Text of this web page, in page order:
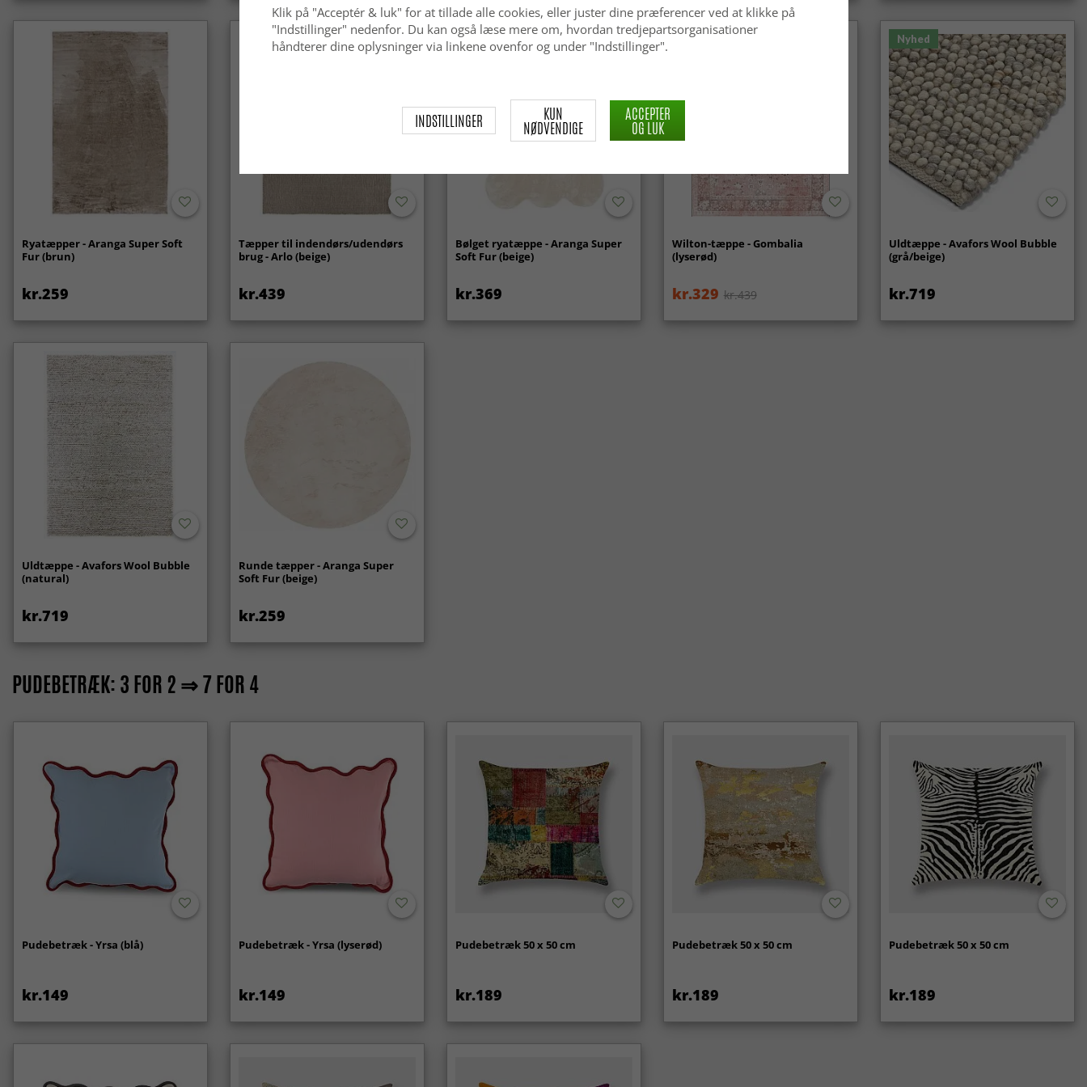
Ryatæpper - Aranga Super Soft
Fur (brun)
kr.259
Tæpper til indendørs/udendørs
brug - Arlo (beige)
kr.439
Nyhed
Bølget ryatæppe - Aranga Super
Soft Fur (beige)
kr.369
Wilton-tæppe - Gombalia
(lyserød)
kr.329 kr.439
Nyhed
Uldtæppe - Avafors Wool Bubble
(grå/beige)
kr.719
Uldtæppe - Avafors Wool Bubble
(natural)
kr.719
Runde tæpper - Aranga Super
Soft Fur (beige)
kr.259
PUDEBETRÆK: 3 FOR 2 ⇒ 7 FOR 4
Pudebetræk - Yrsa (blå)
kr.149
Pudebetræk - Yrsa (lyserød)
kr.149
Pudebetræk 50 x 50 cm
kr.189
Pudebetræk 50 x 50 cm
kr.189
Pudebetræk 50 x 50 cm
kr.189
Klik på "Acceptér & luk" for at tillade alle cookies, eller juster dine præferencer ved at klikke på
"Indstillinger" nedenfor. Du kan også læse mere om, hvordan tredjepartsorganisationer
håndterer dine oplysninger via linkene ovenfor og under "Indstillinger".
INDSTILLINGER KUN
NØDVENDIGE
ACCEPTER
OG LUK